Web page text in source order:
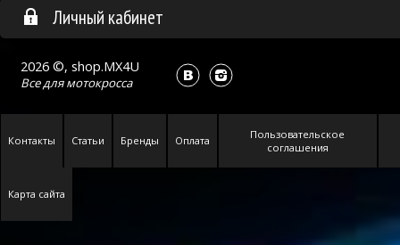
Личный кабинет
2026 ©, shop.MX4U
Все длямотокросса
Контакты Статьи Бренды Оплата
Пользовательское
соглашения
Карта сайта